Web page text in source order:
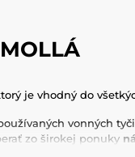
je vhodný do
vonných
zo širokej ponuky